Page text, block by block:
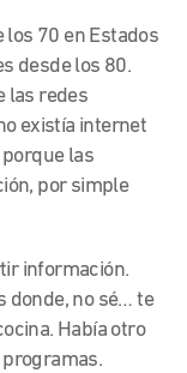
los 70 en Estados
desde los 80.
las redes
existía internet
las
por simple
información.
donde, no sé… te
Había otro
programas.